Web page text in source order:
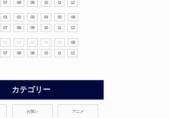
07 08 09 10 11 12
01 02 03 04 05 06
07 08 09 10 11 12
01 02 03 04 05 06
07 08 09 10 11 12
カテゴリー
お笑い アニメ